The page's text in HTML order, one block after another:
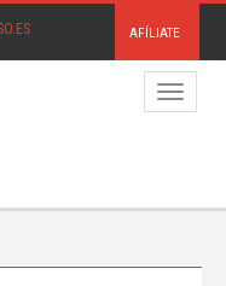
AFÍLIATE
Menú